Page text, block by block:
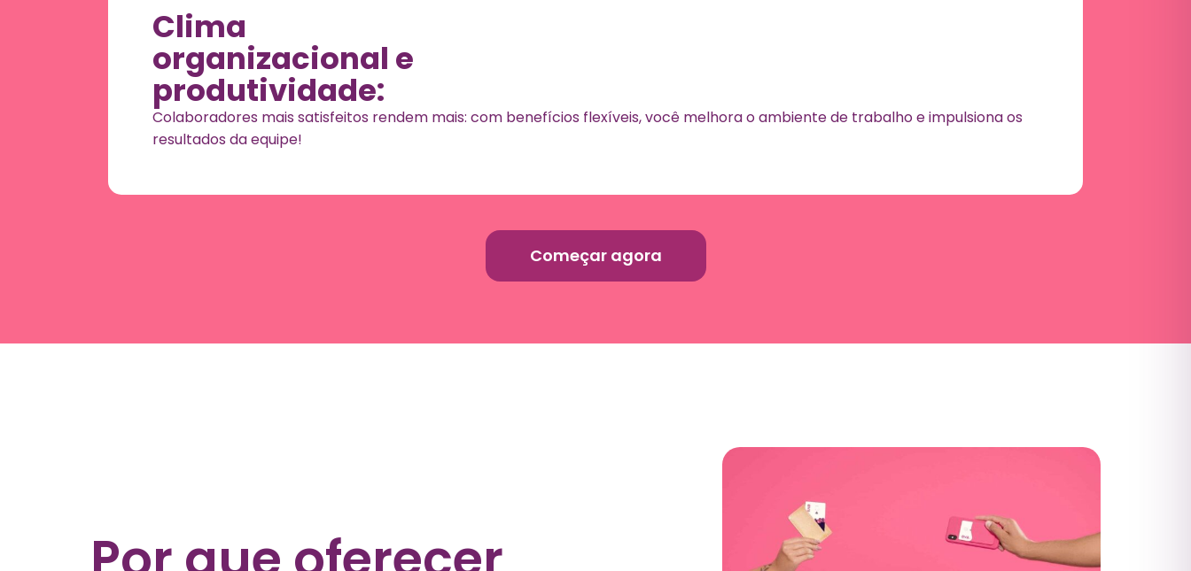
Clima
organizacional e
produtividade:
Colaboradores mais satisfeitos rendem mais: com benefícios flexíveis, você melhora o ambiente de trabalho e impulsiona os
resultados da equipe!
Começar agora